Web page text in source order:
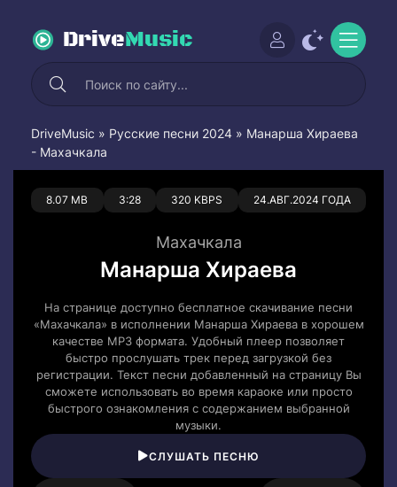
DriveMusic
DriveMusic » Русские песни 2024 » Манарша Хираева
- Махачкала
8.07 MB 3:28 320 KBPS 24.АВГ.2024 ГОДА
0 0
Махачкала
Манарша Хираева
На странице доступно бесплатное скачивание песни
«Махачкала» в исполнении Манарша Хираева в хорошем
качестве MP3 формата. Удобный плеер позволяет
быстро прослушать трек перед загрузкой без
регистрации. Текст песни добавленный на страницу Вы
сможете использовать во время караоке или просто
быстрого ознакомления с содержанием выбранной
музыки.
СЛУШАТЬ ПЕСНЮ